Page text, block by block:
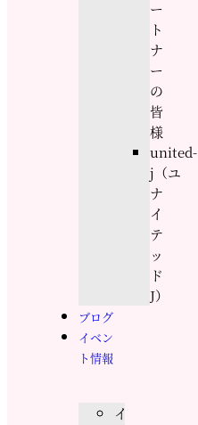
ー
ト
ナ
ー
の
皆
様
united-
j（ユ
ナ
イ
テ
ッ
ド
J）
ブログ
イベン
ト情報
イ